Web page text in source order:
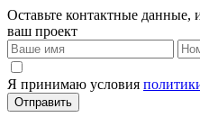
Оставьте контактные
ваш проект
Я принимаю условия
Отправить